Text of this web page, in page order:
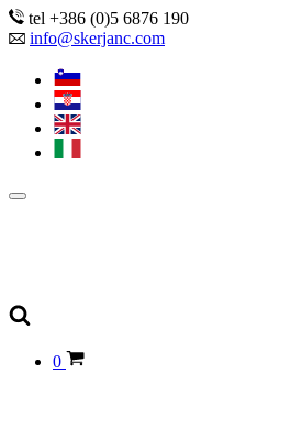
tel +386 (0)5 6876 190
info@skerjanc.com
0